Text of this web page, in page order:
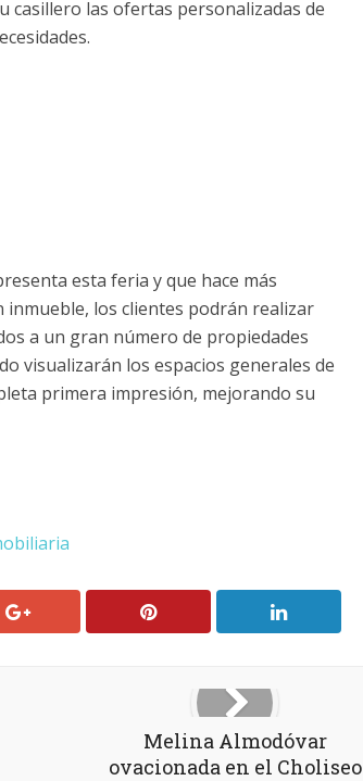
casillero las ofertas personalizadas de
esta feria y que hace más
inmueble, los clientes podrán realizar
a un gran número de propiedades
visualizarán los espacios generales de
primera impresión, mejorando su
Melina Almodóvar
ovacionada en el Choliseo